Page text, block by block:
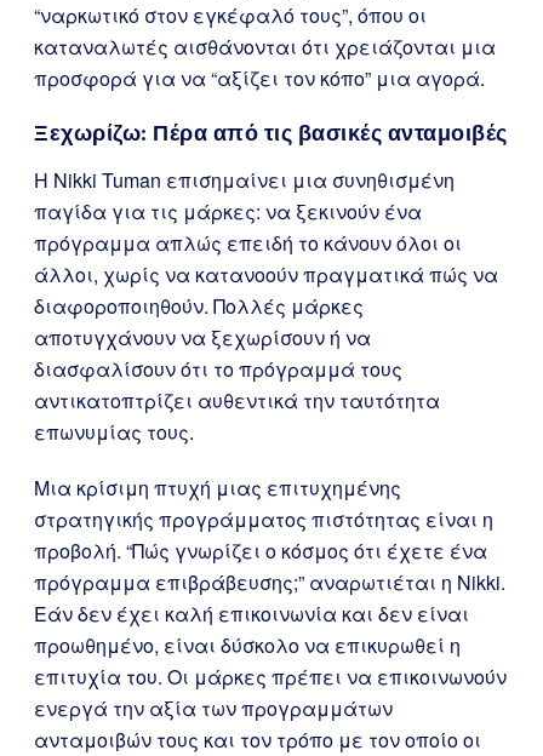
“ναρκωτικό στον εγκέφαλό τους”, όπου οι
καταναλωτές αισθάνονται ότι χρειάζονται μια
προσφορά για να “αξίζει τον κόπο” μια αγορά.
Ξεχωρίζω: Πέρα από τις βασικές ανταμοιβές
Η Nikki Tuman επισημαίνει μια συνηθισμένη
παγίδα για τις μάρκες: να ξεκινούν ένα
πρόγραμμα απλώς επειδή το κάνουν όλοι οι
άλλοι, χωρίς να κατανοούν πραγματικά πώς να
διαφοροποιηθούν. Πολλές μάρκες
αποτυγχάνουν να ξεχωρίσουν ή να
διασφαλίσουν ότι το πρόγραμμά τους
αντικατοπτρίζει αυθεντικά την ταυτότητα
επωνυμίας τους.
Μια κρίσιμη πτυχή μιας επιτυχημένης
στρατηγικής προγράμματος πιστότητας είναι η
προβολή. “Πώς γνωρίζει ο κόσμος ότι έχετε ένα
πρόγραμμα επιβράβευσης;” αναρωτιέται η Nikki.
Εάν δεν έχει καλή επικοινωνία και δεν είναι
προωθημένο, είναι δύσκολο να επικυρωθεί η
επιτυχία του. Οι μάρκες πρέπει να επικοινωνούν
ενεργά την αξία των προγραμμάτων
ανταμοιβών τους και τον τρόπο με τον οποίο οι